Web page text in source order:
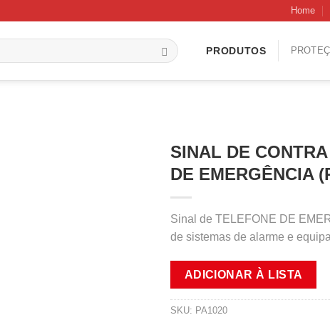
Home
PRODUTOS
SINAL DE
DE EMERGÊNCIA
Sinal de TELEFONE DE
de sistemas de alarme e
ADICIONAR À LISTA
SKU: PA1020